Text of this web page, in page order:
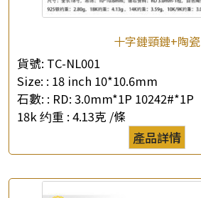
十字鏈頸鏈+陶瓷
貨號: TC-NL001
Size: : 18 inch 10*10.6mm
石數: : RD: 3.0mm*1P 10242#*1P
18k 约重 : 4.13克 /條
產品詳情